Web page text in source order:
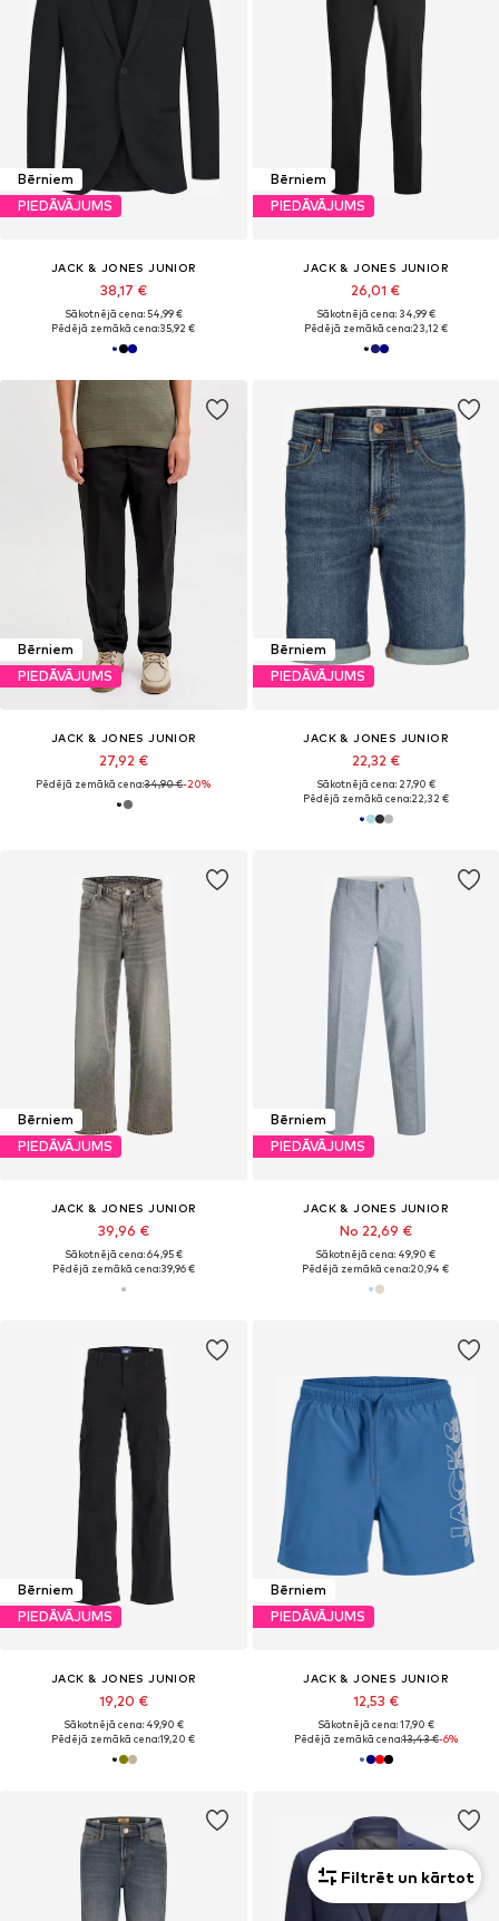
Bērniem
PIEDĀVĀJUMS
JACK & JONES JUNIOR
38,17 €
Sākotnējā cena: 54,99 €
Pēdējā zemākā cena:35,92 €
Bērniem
PIEDĀVĀJUMS
JACK & JONES JUNIOR
26,01 €
Sākotnējā cena: 34,99 €
Pēdējā zemākā cena:23,12 €
Bērniem
PIEDĀVĀJUMS
JACK & JONES JUNIOR
27,92 €
Pēdējā zemākā cena:34,90 €-20%
Bērniem
PIEDĀVĀJUMS
JACK & JONES JUNIOR
22,32 €
Sākotnējā cena: 27,90 €
Pēdējā zemākā cena:22,32 €
Bērniem
PIEDĀVĀJUMS
JACK & JONES JUNIOR
39,96 €
Sākotnējā cena: 64,95 €
Pēdējā zemākā cena:39,96 €
Bērniem
PIEDĀVĀJUMS
JACK & JONES JUNIOR
No 22,69 €
Sākotnējā cena: 49,90 €
Pēdējā zemākā cena:20,94 €
Bērniem
PIEDĀVĀJUMS
JACK & JONES JUNIOR
19,20 €
Sākotnējā cena: 49,90 €
Pēdējā zemākā cena:19,20 €
Bērniem
PIEDĀVĀJUMS
JACK & JONES JUNIOR
12,53 €
Sākotnējā cena: 17,90 €
Pēdējā zemākā cena:13,43 €-6%
Filtrēt un kārtot